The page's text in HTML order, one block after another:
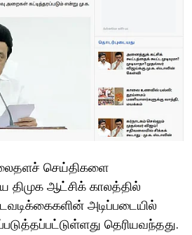
செய்திகளை
திமுக ஆட்சிக் காலத்தில்
அடிப்படையில்
தெரியவந்தது.